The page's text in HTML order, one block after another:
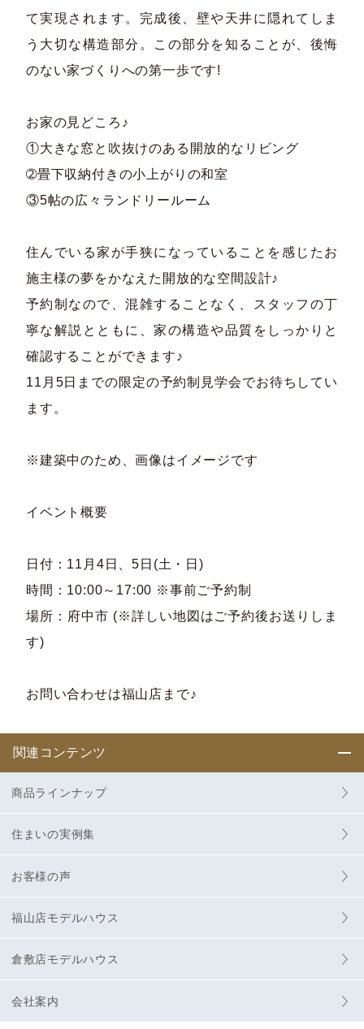
て実現されます。完成後、壁や天井に隠れてしま
う大切な構造部分。この部分を知ることが、後悔
のない家づくりへの第一歩です!
お家の見どころ♪
①大きな窓と吹抜けのある開放的なリビング
➁畳下収納付きの小上がりの和室
③5帖の広々ランドリールーム
住んでいる家が手狭になっていることを感じたお
施主様の夢をかなえた開放的な空間設計♪
予約制なので、混雑することなく、スタッフの丁
寧な解説とともに、家の構造や品質をしっかりと
確認することができます♪
11月5日までの限定の予約制見学会でお待ちしてい
ます。
※建築中のため、画像はイメージです
イベント概要
日付：11月4日、5日(土・日)
時間：10:00～17:00 ※事前ご予約制
場所：府中市 (※詳しい地図はご予約後お送りしま
す)
お問い合わせは福山店まで♪
関連コンテンツ
商品ラインナップ
住まいの実例集
お客様の声
福山店モデルハウス
倉敷店モデルハウス
会社案内